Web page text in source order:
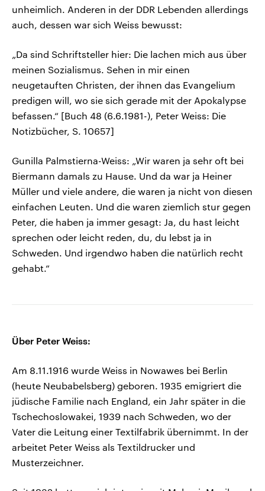
unheimlich. Anderen in der DDR Lebenden allerdings
auch, dessen war sich Weiss bewusst:
„Da sind Schriftsteller hier: Die lachen mich aus über
meinen Sozialismus. Sehen in mir einen
neugetauften Christen, der ihnen das Evangelium
predigen will, wo sie sich gerade mit der Apokalypse
befassen.“ [Buch 48 (6.6.1981-), Peter Weiss: Die
Notizbücher, S. 10657]
Gunilla Palmstierna-Weiss: „Wir waren ja sehr oft bei
Biermann damals zu Hause. Und da war ja Heiner
Müller und viele andere, die waren ja nicht von diesen
einfachen Leuten. Und die waren ziemlich stur gegen
Peter, die haben ja immer gesagt: Ja, du hast leicht
sprechen oder leicht reden, du, du lebst ja in
Schweden. Und irgendwo haben die natürlich recht
gehabt.“
Über Peter Weiss:
Am 8.11.1916 wurde Weiss in Nowawes bei Berlin
(heute Neubabelsberg) geboren. 1935 emigriert die
jüdische Familie nach England, ein Jahr später in die
Tschechoslowakei, 1939 nach Schweden, wo der
Vater die Leitung einer Textilfabrik übernimmt. In der
arbeitet Peter Weiss als Textildrucker und
Musterzeichner.